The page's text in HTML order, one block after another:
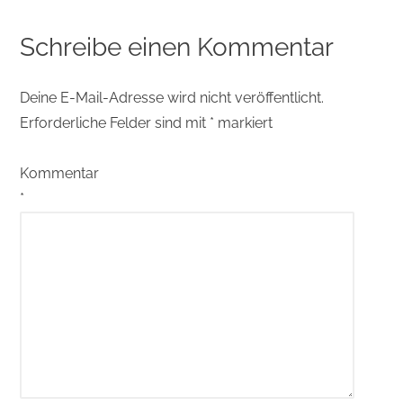
Schreibe einen Kommentar
Deine E-Mail-Adresse wird nicht veröffentlicht.
Erforderliche Felder sind mit * markiert
Kommentar
*